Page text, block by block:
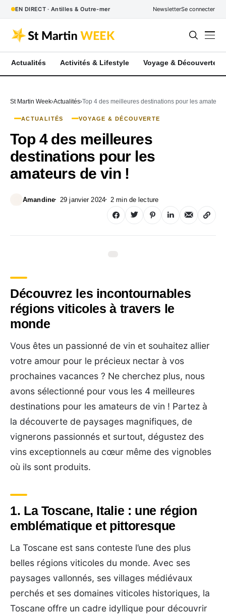
EN DIRECT · Antilles & Outre-mer NewsletterSe connecter
Actualités Activités & Lifestyle Voyage & Découverte
St Martin Week Actualités Top 4 des meilleures destinations pour les
ACTUALITÉS VOYAGE & DÉCOUVERTE
Top 4 des meilleures
destinations pour les
amateurs de vin !
Amandine 29 janvier 2024 2 min de lecture
Découvrez les incontournables
régions viticoles à travers le
monde
Vous êtes un passionné de vin et souhaitez allier
votre amour pour le précieux nectar à vos
prochaines vacances ? Ne cherchez plus, nous
avons sélectionné pour vous les 4 meilleures
destinations pour les amateurs de vin ! Partez à
la découverte de paysages magnifiques, de
vignerons passionnés et surtout, dégustez des
vins exceptionnels au cœur même des vignobles
où ils sont produits.
1. La Toscane, Italie : une région
emblématique et pittoresque
La Toscane est sans conteste l’une des plus
belles régions viticoles du monde. Avec ses
paysages vallonnés, ses villages médiévaux
perchés et ses domaines viticoles historiques, la
Toscane offre un cadre idyllique pour découvrir